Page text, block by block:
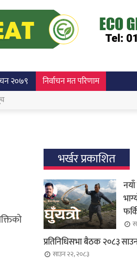
२०७९ निर्वाचन मत परिणाम
भर्खर प्रकाशित
प्रतिनिधिसभा बैठक २०८३
साउन २२, २०८३